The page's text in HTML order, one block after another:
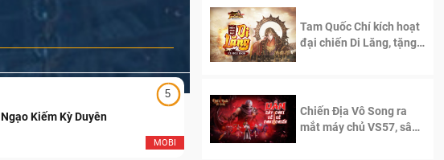
5
MOBI
Ngạo Kiếm Kỳ Duyên Ngạo Thiên Mobile
Tam Quốc Chí kích hoạt
đại chiến Di Lăng, tặng
Chiến Địa Vô Song ra
mắt máy chủ VS57, sân